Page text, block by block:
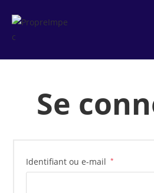
content
Se
Identifiant ou e-mail *